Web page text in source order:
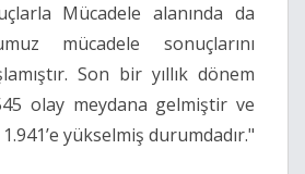
Mücadele alanında da
mücadele sonuçlarını
Son bir yıllık dönem
olay meydana gelmiştir ve
yükselmiş durumdadır."